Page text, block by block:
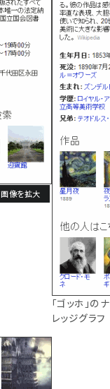
「ゴッホ」のナ
レッジグラフ